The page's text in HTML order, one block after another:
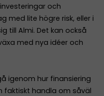
och
med lite högre risk, eller i
till Almi. Det kan också
med nya idéer och
igenom hur finansiering
faktiskt handla om såväl